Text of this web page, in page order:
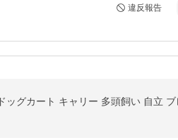
違反報告